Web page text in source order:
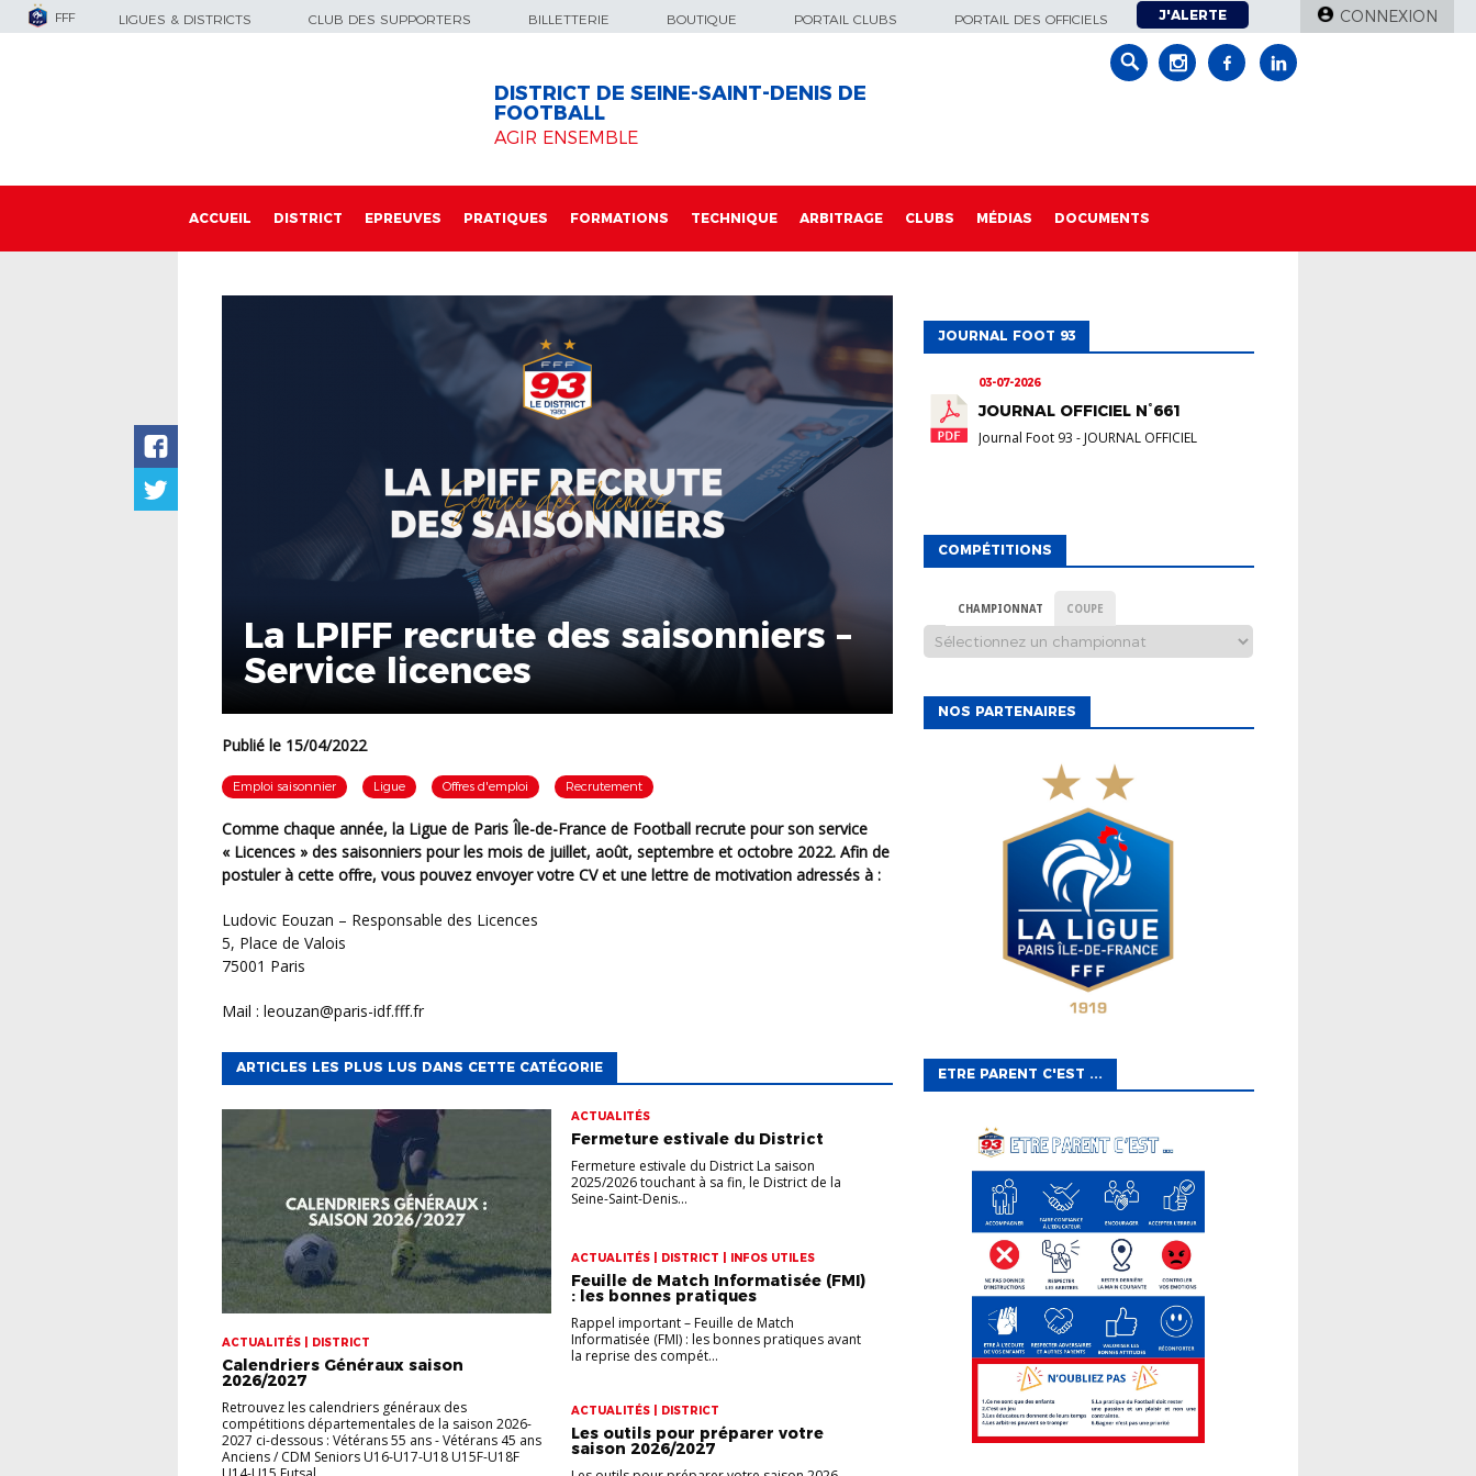
FFF LIGUES & DISTRICTS CLUB DES SUPPORTERS BILLETTERIE BOUTIQUE PORTAIL CLUBS PORTAIL DES OFFICIELS J'ALERTE CONNEXION
DISTRICT DE SEINE-SAINT-DENIS DE
FOOTBALL
AGIR ENSEMBLE
ACCUEIL DISTRICT EPREUVES PRATIQUES FORMATIONS TECHNIQUE ARBITRAGE CLUBS MÉDIAS DOCUMENTS
La LPIFF recrute des saisonniers –
Service licences
Publié le 15/04/2022
Emploi saisonnier Ligue Offres d'emploi Recrutement
Comme chaque année, la Ligue de Paris Île-de-France de Football recrute pour son service
« Licences » des saisonniers pour les mois de juillet, août, septembre et octobre 2022. Afin de
postuler à cette offre, vous pouvez envoyer votre CV et une lettre de motivation adressés à :
Ludovic Eouzan – Responsable des Licences
5, Place de Valois
75001 Paris
Mail : leouzan@paris-idf.fff.fr
ARTICLES LES PLUS LUS DANS CETTE CATÉGORIE
ACTUALITÉS | DISTRICT
Calendriers Généraux saison
2026/2027
Retrouvez les calendriers généraux des
compétitions départementales de la saison 2026-
2027 ci-dessous : Vétérans 55 ans - Vétérans 45 ans
Anciens / CDM Seniors U16-U17-U18 U15F-U18F
ACTUALITÉS
Fermeture estivale du District
Fermeture estivale du District La saison
2025/2026 touchant à sa fin, le District de la
Seine-Saint-Denis...
ACTUALITÉS | DISTRICT | INFOS UTILES
Feuille de Match Informatisée (FMI)
: les bonnes pratiques
Rappel important – Feuille de Match
Informatisée (FMI) : les bonnes pratiques avant
la reprise des compét...
ACTUALITÉS | DISTRICT
Les outils pour préparer votre
saison 2026/2027
JOURNAL FOOT 93
03-07-2026
JOURNAL OFFICIEL N°661
Journal Foot 93 - JOURNAL OFFICIEL
COMPÉTITIONS
CHAMPIONNAT COUPE
NOS PARTENAIRES
ETRE PARENT C'EST ...